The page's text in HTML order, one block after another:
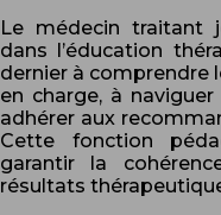
Le médecin traitant
dans l’éducation
dernier à comprendre
en charge, à
adhérer aux
Cette fonction
garantir la
résultats